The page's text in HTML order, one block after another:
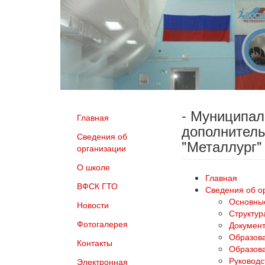
Главная
Сведения об
организации
О школе
ВФСК ГТО
Новости
Фотогалерея
Контакты
Электронная
-
"Металлург"
Главная
Сведения об